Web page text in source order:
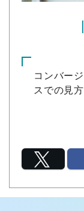
コンバー
スでの見